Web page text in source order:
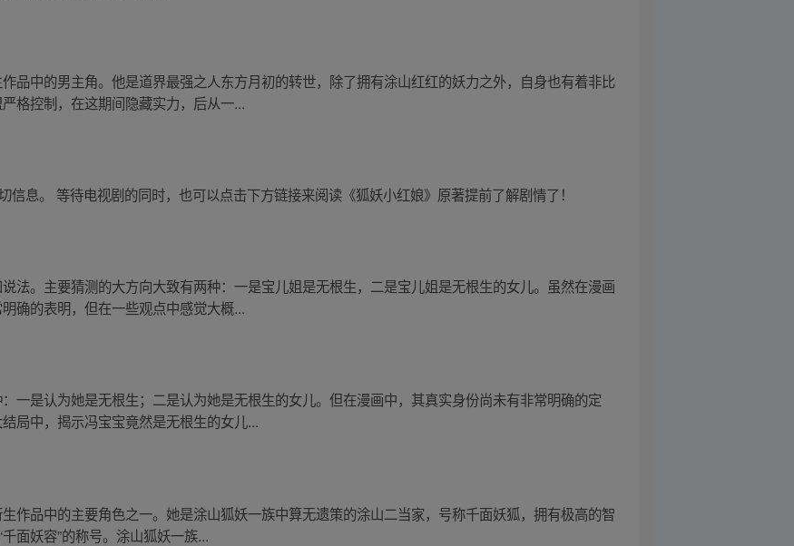
品中的男主角。他是道界最强之人东方月初的转世，除了拥有涂山红红的妖力之外，自身也有着非比
格控制，在这期间隐藏实力，后从一...
信息。 等待电视剧的同时，也可以点击下方链接来阅读《狐妖小红娘》原著提前了解剧情了！
法。主要猜测的大方向大致有两种：一是宝儿姐是无根生，二是宝儿姐是无根生的女儿。虽然在漫画
确的表明，但在一些观点中感觉大概...
一是认为她是无根生；二是认为她是无根生的女儿。但在漫画中，其真实身份尚未有非常明确的定
局中，揭示冯宝宝竟然是无根生的女儿...
作品中的主要角色之一。她是涂山狐妖一族中算无遗策的涂山二当家，号称千面妖狐，拥有极高的智
面妖容”的称号。涂山狐妖一族...